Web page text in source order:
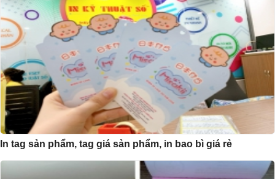
In tag sản phẩm, tag giá sản phẩm, in bao bì giá rẻ